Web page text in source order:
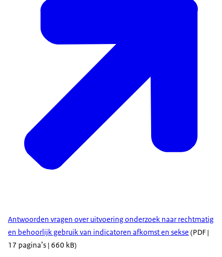
Antwoorden vragen over uitvoering onderzoek naar rechtmatig
en behoorlijk gebruik van indicatoren afkomst en sekse (PDF |
17 pagina’s | 660 kB)